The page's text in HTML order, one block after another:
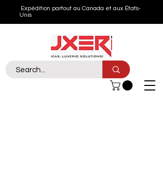
Expédition partout au Canada et aux États-
Unis